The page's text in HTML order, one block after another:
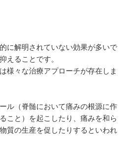
に解明されていない効果が多いで
えることです。
様々な治療アプローチが存在しま
ル（脊髄において痛みの根源に作
こと）を起こしたり、痛みを和ら
質の生産を促したりするといわれ